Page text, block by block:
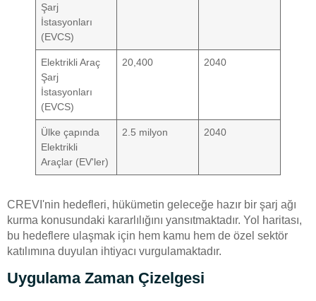
Şarj
İstasyonları
(EVCS)
Elektrikli Araç
Şarj
İstasyonları
(EVCS)
20,400 2040
Ülke çapında
Elektrikli
Araçlar (EV'ler)
2.5 milyon 2040
CREVI'nin hedefleri, hükümetin geleceğe hazır bir şarj ağı
kurma konusundaki kararlılığını yansıtmaktadır. Yol haritası,
bu hedeflere ulaşmak için hem kamu hem de özel sektör
katılımına duyulan ihtiyacı vurgulamaktadır.
Uygulama Zaman Çizelgesi